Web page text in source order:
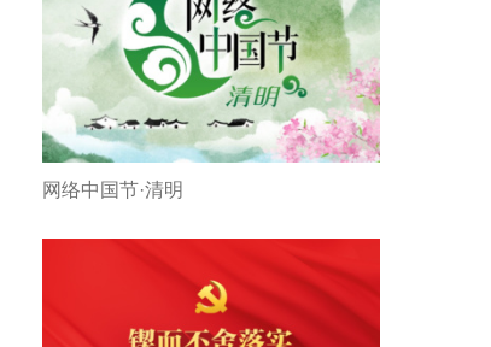
网络中国节·清明